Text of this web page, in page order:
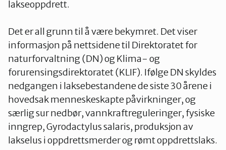
lakseoppdrett.
Det er all grunn til å være bekymret. Det viser
informasjon på nettsidene til Direktoratet for
naturforvaltning (DN) og Klima- og
forurensingsdirektoratet (KLIF). Ifølge DN skyldes
nedgangen i laksebestandene de siste 30 årene i
hovedsak menneskeskapte påvirkninger, og
særlig sur nedbør, vannkraftreguleringer, fysiske
inngrep, Gyrodactylus salaris, produksjon av
lakselus i oppdrettsmerder og rømt oppdrettslaks.